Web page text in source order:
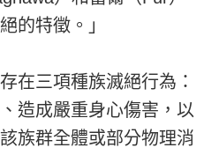
的特徵。」
在三項種族滅絕行為：
造成嚴重身心傷害，以
族群全體或部分物理消